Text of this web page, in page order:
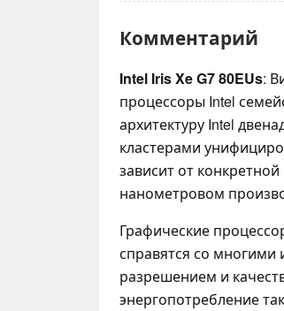
Комментарий
Intel Iris Xe G7 80EUs:
процессоры Intel
архитектуру Intel
кластерами
зависит от
нанометровом
Графические
справятся со многими
разрешением и
энергопотребление